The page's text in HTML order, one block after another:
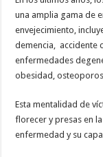
una amplia gama de
envejecimiento,
demencia, accidente
enfermedades
obesidad,
Esta mentalidad de
florecer y presas en
enfermedad y su